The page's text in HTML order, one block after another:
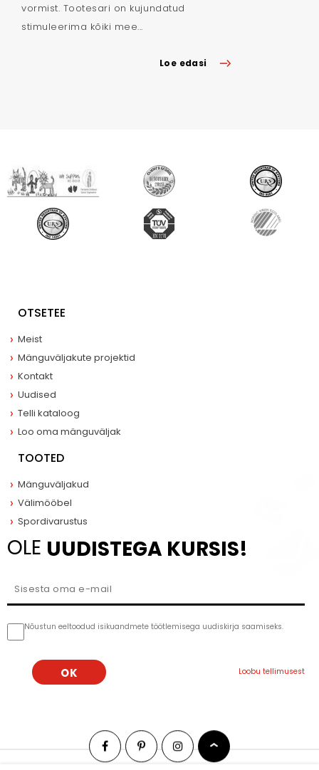
vormist. Tootesari on kujundatud
stimuleerima kõiki mee...
Loe edasi
OTSETEE
Meist
Mänguväljakute projektid
Kontakt
Uudised
Telli kataloog
Loo oma mänguväljak
TOOTED
Mänguväljakud
Välimööbel
Spordivarustus
OLE UUDISTEGA KURSIS!
Nõustun eeltoodud isikuandmete töötlemisega uudiskirja saamiseks.